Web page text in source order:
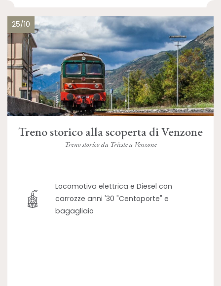
25/10
Treno storico alla scoperta di Venzone
Treno storico da Trieste a Venzone
Locomotiva elettrica e Diesel con
carrozze anni '30 "Centoporte" e
bagagliaio